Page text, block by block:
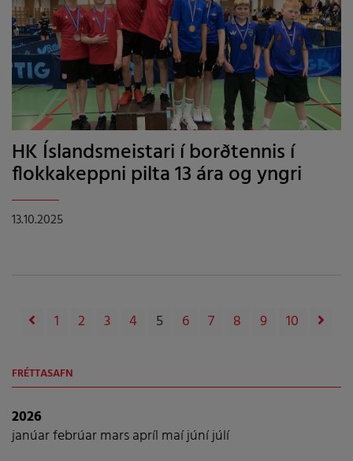
HK Íslandsmeistari í borðtennis í
flokkakeppni pilta 13 ára og yngri
13.10.2025
1 2 3 4 5 6 7 8 9 10
FRÉTTASAFN
2026
janúarfebrúarmarsapríl maíjúníjúlí